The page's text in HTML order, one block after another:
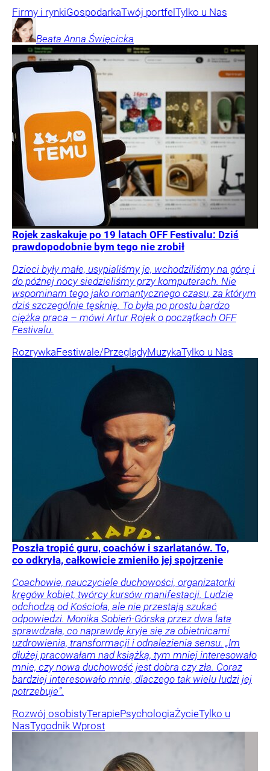
Firmy i rynkiGospodarkaTwój portfelTylko u Nas
Beata Anna Święcicka
Rojek zaskakuje po 19 latach OFF Festivalu: Dziś
prawdopodobnie bym tego nie zrobił
Dzieci były małe, usypialiśmy je, wchodziliśmy na górę i
do późnej nocy siedzieliśmy przy komputerach. Nie
wspominam tego jako romantycznego czasu, za którym
dziś szczególnie tęsknię. To była po prostu bardzo
ciężka praca – mówi Artur Rojek o początkach OFF
Festivalu.
RozrywkaFestiwale/PrzeglądyMuzykaTylko u Nas
Poszła tropić guru, coachów i szarlatanów. To,
co odkryła, całkowicie zmieniło jej spojrzenie
Coachowie, nauczyciele duchowości, organizatorki
kręgów kobiet, twórcy kursów manifestacji. Ludzie
odchodzą od Kościoła, ale nie przestają szukać
odpowiedzi. Monika Sobień-Górska przez dwa lata
sprawdzała, co naprawdę kryje się za obietnicami
uzdrowienia, transformacji i odnalezienia sensu. „Im
dłużej pracowałam nad książką, tym mniej interesowało
mnie, czy nowa duchowość jest dobra czy zła. Coraz
bardziej interesowało mnie, dlaczego tak wielu ludzi jej
potrzebuje”.
Rozwój osobistyTerapiePsychologiaŻycieTylko u
NasTygodnik Wprost